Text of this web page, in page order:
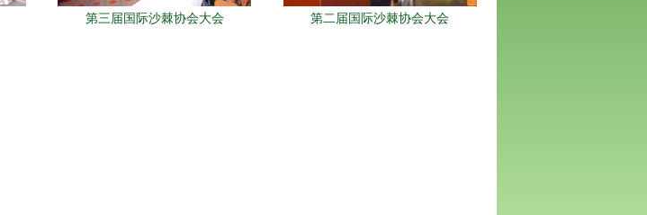
第三届国际沙棘协会大会 第二届国际沙棘协会大会